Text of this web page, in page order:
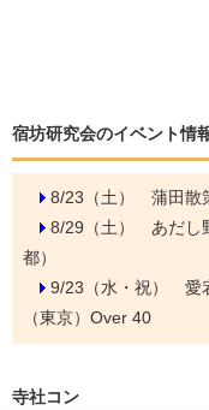
宿坊研究会のイベント情
8/23（土） 蒲田散
8/29（土） あだし
都）
9/23（水・祝） 愛
（東京）Over 40
寺社コン